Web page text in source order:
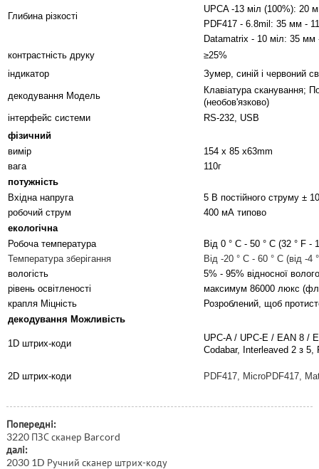
Глибина різкості
UPCA -13 міл (100%): 20
PDF417 - 6.8mil: 35 мм -
Datamatrix - 10 міл: 35 мм
контрастність друку
≥25%
індикатор
Зумер, синій і червоний
декодування Модель
Клавіатура сканування;
(необов'язково)
інтерфейс системи
RS-232, USB
фізичний
вимір
154 х 85 x63mm
вага
110г
потужність
Вхідна напруга
5 В постійного струму ±
робочий струм
400 мА типово
екологічна
Робоча температура
Від 0 ° C - 50 ° C (32 ° F -
Температура зберігання
Від -20 ° C - 60 ° C (від -4
вологість
5% - 95% відносної
рівень освітленості
максимум 86000 люкс
крапля Міцність
Розроблений, щоб
декодування Можливість
1D штрих-коди
UPC-A / UPC-E / EAN 8 /
Codabar, Interleaved 2 з
2D штрих-коди PDF417, MicroPDF417,
Попередні:
3220 ПЗС сканер Barcord
далі:
2030 1D Ручний сканер штрих-коду